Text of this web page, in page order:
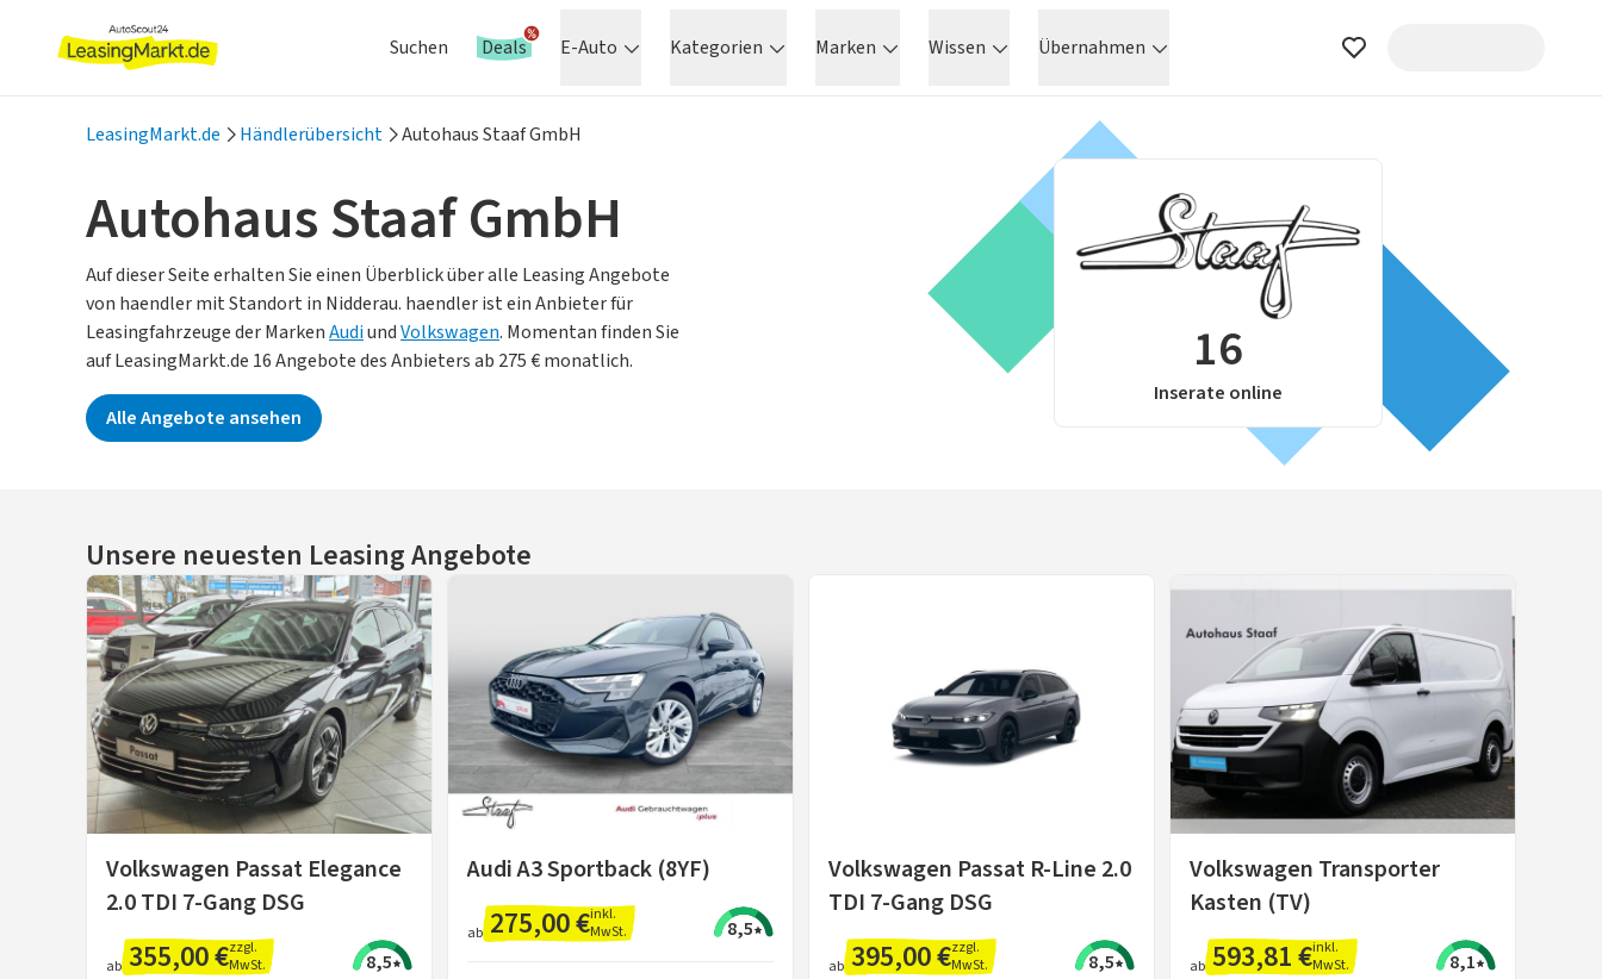
Suchen Deals E-Auto Kategorien Marken Wissen Übernahmen
LeasingMarkt.de Händlerübersicht Autohaus Staaf GmbH
Autohaus Staaf GmbH
Auf dieser Seite erhalten Sie einen Überblick über alle Leasing Angebote
von haendler mit Standort in Nidderau. haendler ist ein Anbieter für
Leasingfahrzeuge der MarkenAudiundVolkswagen. Momentan finden Sie
auf LeasingMarkt.de 16 Angebote des Anbieters ab 275 € monatlich.
Alle Angebote ansehen
16
Inserate online
Unsere neuesten Leasing Angebote
Volkswagen Passat Elegance
2.0 TDI 7-Gang DSG
ab 355,00 €zzgl.
MwSt.
8,5
Audi A3 Sportback (8YF)
ab 275,00 €inkl.
MwSt.
8,5
Volkswagen Passat R-Line 2.0
TDI 7-Gang DSG
ab 395,00 €zzgl.
MwSt.
8,5
Volkswagen Transporter
Kasten (TV)
ab 593,81 €inkl.
MwSt.
8,1